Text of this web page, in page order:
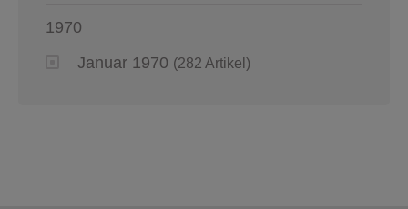
1970
Januar 1970 (282 Artikel)